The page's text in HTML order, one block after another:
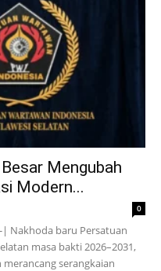
Mengubah
Modern...
0
-| Nakhoda baru Persatuan
masa bakti 2026–2031,
serangkaian